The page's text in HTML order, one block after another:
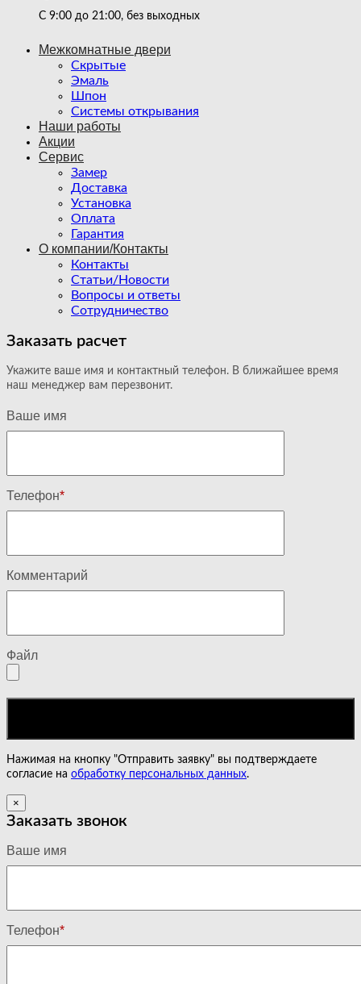
С 9:00 до 21:00, без выходных
Межкомнатные двери
Скрытые
Эмаль
Шпон
Системы открывания
Наши работы
Акции
Сервис
Замер
Доставка
Установка
Оплата
Гарантия
О компании/Контакты
Контакты
Статьи/Новости
Вопросы и ответы
Сотрудничество
Заказать расчет
Укажите ваше имя и контактный телефон. В ближайшее время
наш менеджер вам перезвонит.
Ваше имя
Телефон*
Комментарий
Файл
Нажимая на кнопку "Отправить заявку" вы подтверждаете
согласие на обработку персональных данных.
×
Заказать звонок
Ваше имя
Телефон*